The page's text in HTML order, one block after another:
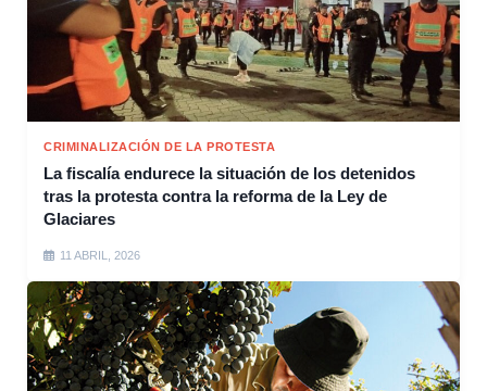
CRIMINALIZACIÓN DE LA PROTESTA
La fiscalía endurece la situación de los detenidos
tras la protesta contra la reforma de la Ley de
Glaciares
11 ABRIL, 2026